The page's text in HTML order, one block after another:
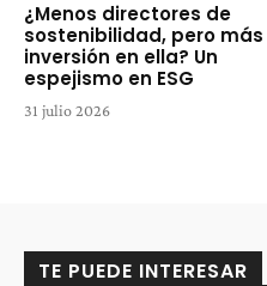
¿Menos directores de
sostenibilidad, pero más
inversión en ella? Un
espejismo en ESG
31 julio 2026
TE PUEDE INTERESAR